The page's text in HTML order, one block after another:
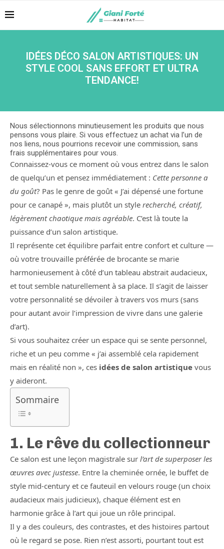
IDÉES DÉCO SALON ARTISTIQUES: UN
STYLE COOL SANS EFFORT ET ULTRA
TENDANCE!
Nous sélectionnons minutieusement les produits que nous
pensons vous plaire. Si vous effectuez un achat via l’un de
nos liens, nous pourrions recevoir une commission, sans
frais supplémentaires pour vous.
Connaissez-vous ce moment où vous entrez dans le salon
de quelqu’un et pensez immédiatement : Cette personne a
du goût? Pas le genre de goût « J’ai dépensé une fortune
pour ce canapé », mais plutôt un style recherché, créatif,
légèrement chaotique mais agréable. C’est là toute la
puissance d’un salon artistique.
Il représente cet équilibre parfait entre confort et culture —
où votre trouvaille préférée de brocante se marie
harmonieusement à côté d’un tableau abstrait audacieux,
et tout semble naturellement à sa place. Il s’agit de laisser
votre personnalité se dévoiler à travers vos murs (sans
pour autant avoir l’impression de vivre dans une galerie
d’art).
Si vous souhaitez créer un espace qui se sente personnel,
riche et un peu comme « j’ai assemblé cela rapidement
mais en réalité non », ces idées de salon artistique vous
y aideront.
Sommaire
1. Le rêve du collectionneur
Ce salon est une leçon magistrale sur l’art de superposer les
œuvres avec justesse. Entre la cheminée ornée, le buffet de
style mid-century et ce fauteuil en velours rouge (un choix
audacieux mais judicieux), chaque élément est en
harmonie grâce à l’art qui joue un rôle principal.
Il y a des couleurs, des contrastes, et des histoires partout
où le regard se pose. Rien n’est assorti, pourtant tout est